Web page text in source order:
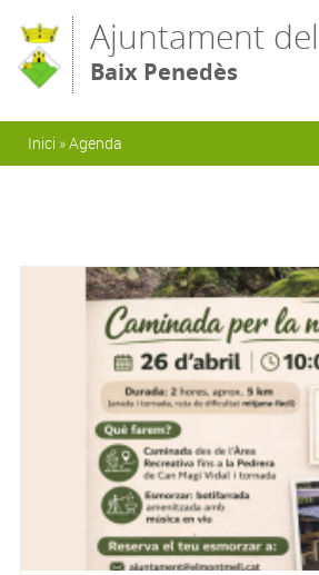
Ajuntament
Baix Penedès
Esteu aquí
Inici »Agenda